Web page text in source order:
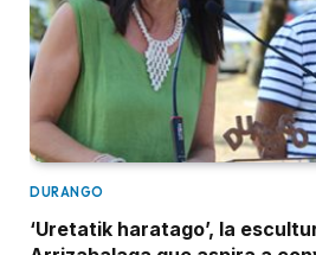
DURANGO
‘Uretatik haratago’, la